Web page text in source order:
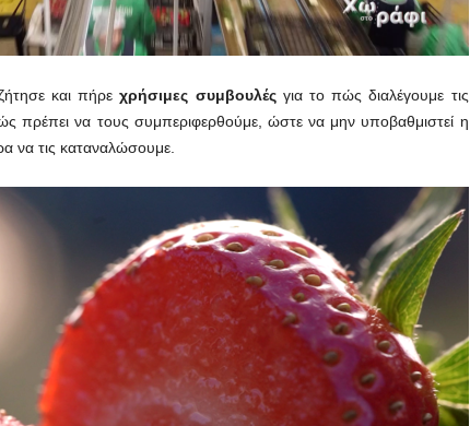
και πήρεχρήσιμες συμβουλέςγια το πώς διαλέγουμε τις
πρέπει να τους συμπεριφερθούμε, ώστε να μην υποβαθμιστεί η
να τις καταναλώσουμε.